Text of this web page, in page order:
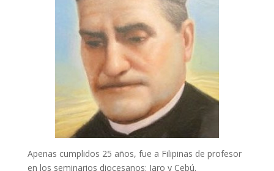
Apenas cumplidos 25 años, fue a Filipinas de profesor
en los seminarios diocesanos: Jaro y Cebú.